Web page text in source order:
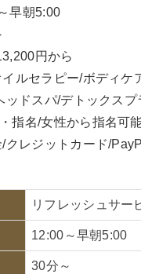
早朝5:00
円から
ルセラピー/ボディケ
ッドスパ/デトックスプ
指名/女性から指名可
クレジットカード/
リフレッシュサー
12:00～早朝5:00
30分～